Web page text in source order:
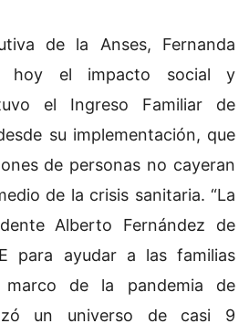
de la Anses, Fernanda
hoy el impacto social y
el Ingreso Familiar de
su implementación, que
de personas no cayeran
de la crisis sanitaria. “La
Alberto Fernández de
para ayudar a las familias
de la pandemia de
un universo de casi 9